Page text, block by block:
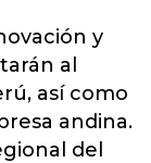
y
al
así como
andina.
del